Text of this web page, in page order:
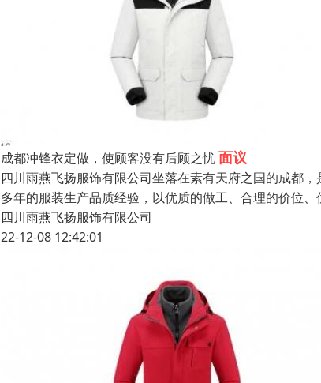
成都冲锋衣定做，使顾客没有后顾之忧面议
四川雨燕飞扬服饰有限公司坐落在素有天府之国的成都
多年的服装生产品质经验，以优质的做工、合理的价位
四川雨燕飞扬服饰有限公司
22-12-08 12:42:01